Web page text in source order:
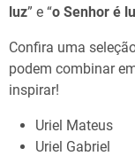
luz” e “o Senhor é
Confira uma
podem combinar
inspirar!
Uriel Mateus
Uriel Gabriel